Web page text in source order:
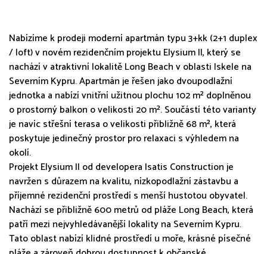
Nabízíme k prodeji moderní apartmán typu 3+kk (2+1 duplex
/ loft) v novém rezidenčním projektu Elysium II, který se
nachází v atraktivní lokalitě Long Beach v oblasti Iskele na
Severním Kypru. Apartmán je řešen jako dvoupodlažní
jednotka a nabízí vnitřní užitnou plochu 102 m² doplněnou
o prostorný balkon o velikosti 20 m². Součástí této varianty
je navíc střešní terasa o velikosti přibližně 68 m², která
poskytuje jedinečný prostor pro relaxaci s výhledem na
okolí.
Projekt Elysium II od developera Isatis Construction je
navržen s důrazem na kvalitu, nízkopodlažní zástavbu a
příjemné rezidenční prostředí s menší hustotou obyvatel.
Nachází se přibližně 600 metrů od pláže Long Beach, která
patří mezi nejvyhledávanější lokality na Severním Kypru.
Tato oblast nabízí klidné prostředí u moře, krásné písečné